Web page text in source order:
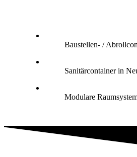
Baustellen- /
Sanitärcontainer in
Modulare